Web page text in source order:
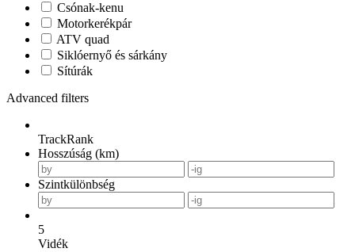
Csónak-kenu
Motorkerékpár
ATV quad
Siklóernyő és sárkány
Sítúrák
Advanced filters
TrackRank
Hosszúság (km)
Szintkülönbség
5
Vidék